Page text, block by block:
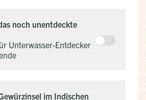
noch unentdeckte
Unterwasser-Entdecker
im Indischen